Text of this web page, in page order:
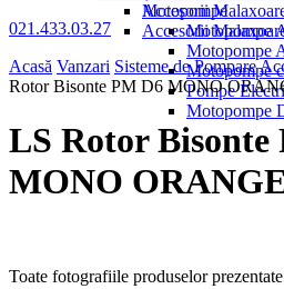
Motopompe
Motopompe
Motopompe
Motopompe
Pompe
Motopompe
Accesorii
Accesorii
021.433.03.27
Acasă Vanzari Sisteme de Pompare
Rotor Bisonte PM D6 MONO
LS Rotor Bisonte
MONO
Toate fotografiile produselor